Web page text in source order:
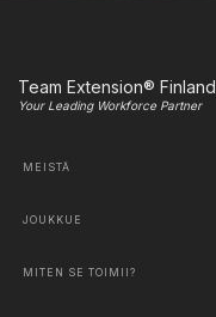
Team Extension® Finland
Your Leading Workforce Partner
MEISTÄ
JOUKKUE
MITEN SE TOIMII?